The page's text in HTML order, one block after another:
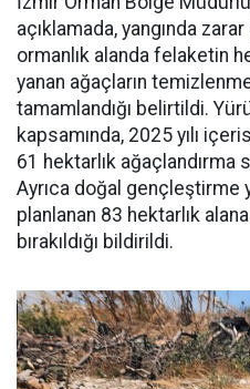
açıklamada, yangında
ormanlık alanda felaketin
yanan ağaçların
tamamlandığı belirtildi.
kapsamında, 2025 yılı
61 hektarlık ağaçlandırma
Ayrıca doğal gençleştirme
planlanan 83 hektarlık
bırakıldığı bildirildi.